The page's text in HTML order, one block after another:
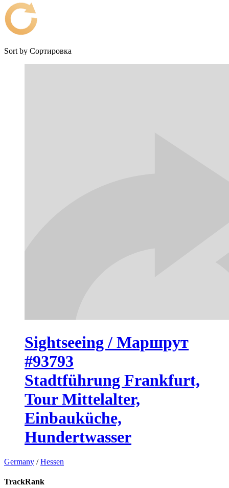
Sort by Сортировка
Sightseeing / Маршрут
#93793
Stadtführung Frankfurt,
Tour Mittelalter,
Einbauküche,
Hundertwasser
Germany /Hessen
TrackRank